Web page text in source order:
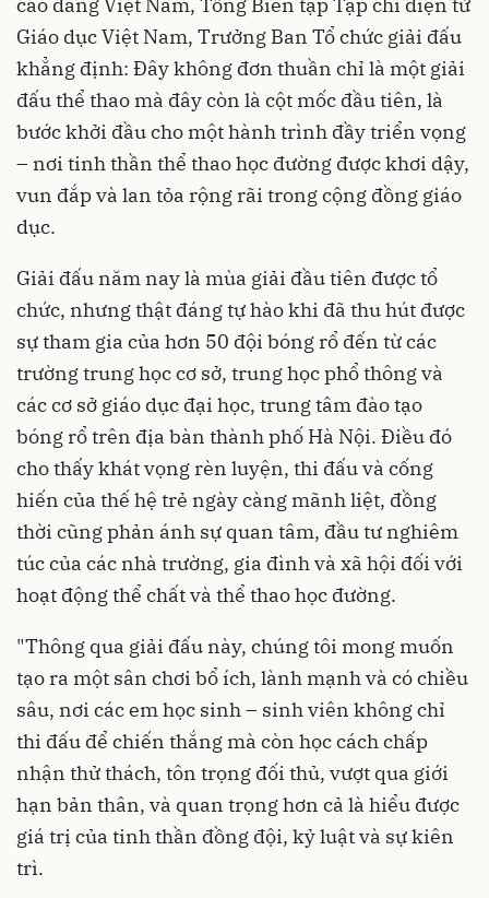
Giáo dục Việt Nam, Trưởng Ban Tổ chức giải đấu
khẳng định: Đây không đơn thuần chỉ là một giải
đấu thể thao mà đây còn là cột mốc đầu tiên, là
bước khởi đầu cho một hành trình đầy triển vọng
– nơi tinh thần thể thao học đường được khơi dậy,
vun đắp và lan tỏa rộng rãi trong cộng đồng giáo
dục.
Giải đấu năm nay là mùa giải đầu tiên được tổ
chức, nhưng thật đáng tự hào khi đã thu hút được
sự tham gia của hơn 50 đội bóng rổ đến từ các
trường trung học cơ sở, trung học phổ thông và
các cơ sở giáo dục đại học, trung tâm đào tạo
bóng rổ trên địa bàn thành phố Hà Nội. Điều đó
cho thấy khát vọng rèn luyện, thi đấu và cống
hiến của thế hệ trẻ ngày càng mãnh liệt, đồng
thời cũng phản ánh sự quan tâm, đầu tư nghiêm
túc của các nhà trường, gia đình và xã hội đối với
hoạt động thể chất và thể thao học đường.
"Thông qua giải đấu này, chúng tôi mong muốn
tạo ra một sân chơi bổ ích, lành mạnh và có chiều
sâu, nơi các em học sinh – sinh viên không chỉ
thi đấu để chiến thắng mà còn học cách chấp
nhận thử thách, tôn trọng đối thủ, vượt qua giới
hạn bản thân, và quan trọng hơn cả là hiểu được
giá trị của tinh thần đồng đội, kỷ luật và sự kiên
trì.